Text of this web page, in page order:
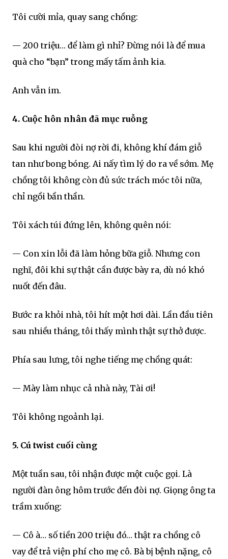
Tôi cười mỉa, quay sang chồng:
— 200 triệu… để làm gì nhỉ? Đừng nói là để mua
quà cho “bạn” trong mấy tấm ảnh kia.
Anh vẫn im.
4. Cuộc hôn nhân đã mục ruỗng
Sau khi người đòi nợ rời đi, không khí đám giỗ
tan như bong bóng. Ai nấy tìm lý do ra về sớm. Mẹ
chồng tôi không còn đủ sức trách móc tôi nữa,
chỉ ngồi bần thần.
Tôi xách túi đứng lên, không quên nói:
— Con xin lỗi đã làm hỏng bữa giỗ. Nhưng con
nghĩ, đôi khi sự thật cần được bày ra, dù nó khó
nuốt đến đâu.
Bước ra khỏi nhà, tôi hít một hơi dài. Lần đầu tiên
sau nhiều tháng, tôi thấy mình thật sự thở được.
Phía sau lưng, tôi nghe tiếng mẹ chồng quát:
— Mày làm nhục cả nhà này, Tài ơi!
Tôi không ngoảnh lại.
5. Cú twist cuối cùng
Một tuần sau, tôi nhận được một cuộc gọi. Là
người đàn ông hôm trước đến đòi nợ. Giọng ông ta
trầm xuống:
— Cô à… số tiền 200 triệu đó… thật ra chồng cô
vay để trả viện phí cho mẹ cô. Bà bị bệnh nặng, cô